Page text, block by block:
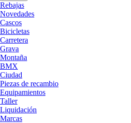
Rebajas
Novedades
Cascos
Bicicletas
Carretera
Grava
Montaña
BMX
Ciudad
Piezas de recambio
Equipamientos
Taller
Liquidación
Marcas